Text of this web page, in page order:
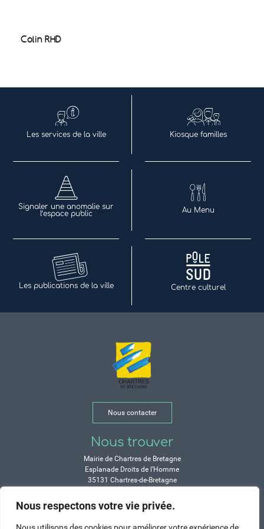
Nous respectons votre vie privée.
Colin RHD
Les services de la ville Kiosque familles
Signaler une anomalie sur
l’espace public
Au Menu
Les publications de la ville Centre culturel
Nous contacter
Nous trouver
Mairie de Chartres de Bretagne
Esplanade Droits de l’Homme
35131 Chartres-de-Bretagne
Horaires